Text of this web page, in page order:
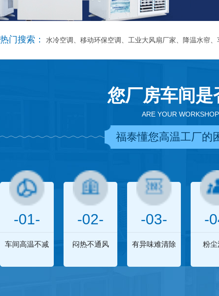
热门搜索： 水冷空调、移动环保空调、工业大风扇厂家、降温水帘
您厂房车间
ARE YOUR
福泰懂您高温工厂的
-01-
车间高温不减
-02-
闷热不通风
-03-
有异味难清除
-
粉尘